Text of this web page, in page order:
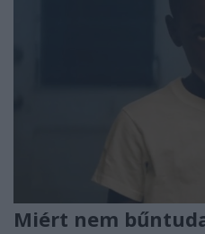
Miért nem